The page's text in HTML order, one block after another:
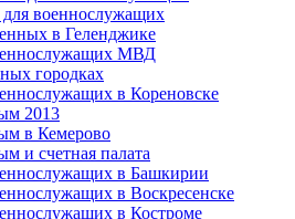
военнослужащих
в Геленджике
МВД
городках
в Кореновске
2013
в Кемерово
и счетная палата
в Башкирии
в Воскресенске
в Костроме